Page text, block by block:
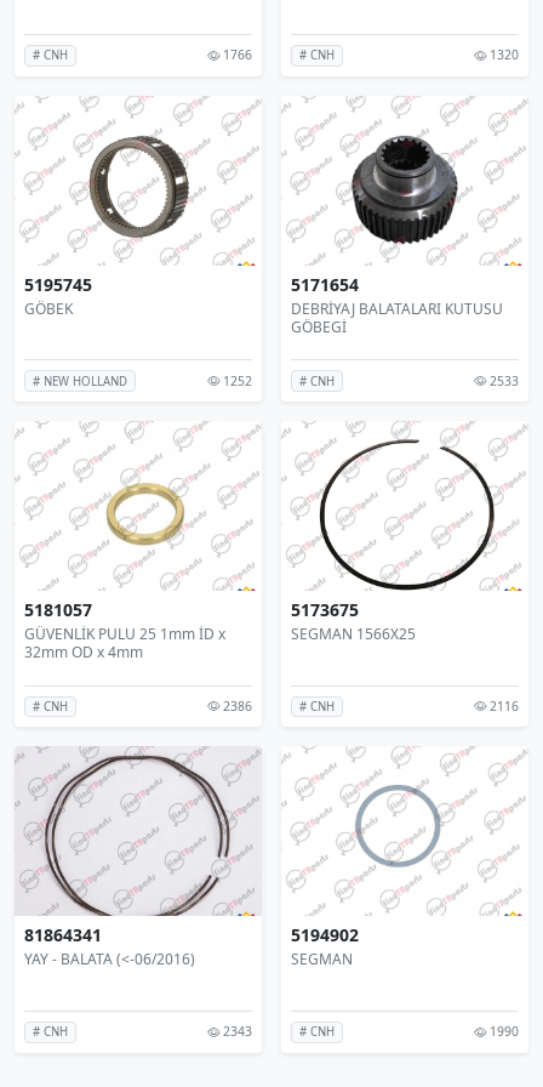
# CNH 1766 # CNH 1320
5195745
GÖBEK
# NEW HOLLAND 1252
5171654
DEBRİYAJ BALATALARI KUTUSU
GÖBEGİ
# CNH 2533
5181057
GÜVENLİK PULU 25 1mm İD x
32mm OD x 4mm
# CNH 2386
5173675
SEGMAN 1566X25
# CNH 2116
81864341
YAY - BALATA (<-06/2016)
# CNH 2343
5194902
SEGMAN
# CNH 1990